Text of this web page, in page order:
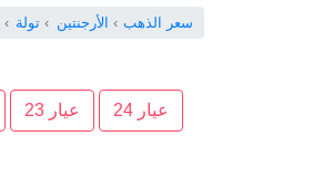
سعر الذهب الأرجنتين تولة
عيار 24 عيار 23